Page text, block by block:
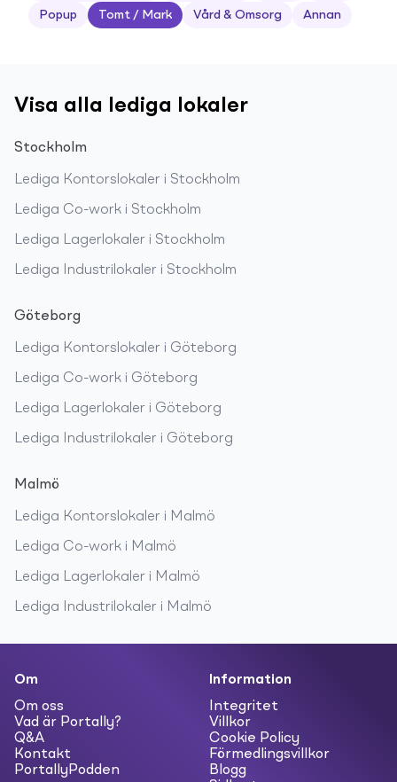
Popup Tomt / Mark Vård & Omsorg Annan
Visa alla lediga lokaler
Stockholm
Lediga Kontorslokaler i Stockholm
Lediga Co-work i Stockholm
Lediga Lagerlokaler i Stockholm
Lediga Industrilokaler i Stockholm
Göteborg
Lediga Kontorslokaler i Göteborg
Lediga Co-work i Göteborg
Lediga Lagerlokaler i Göteborg
Lediga Industrilokaler i Göteborg
Malmö
Lediga Kontorslokaler i Malmö
Lediga Co-work i Malmö
Lediga Lagerlokaler i Malmö
Lediga Industrilokaler i Malmö
Om
Om oss
Vad är Portally?
Q&A
Kontakt
PortallyPodden
Information
Integritet
Villkor
Cookie Policy
Förmedlingsvillkor
Blogg